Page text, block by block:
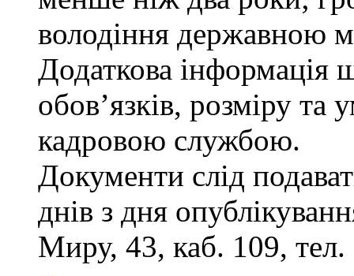
володіння державною
Додаткова інформація
обов’язків, розміру та
кадровою службою.
Документи слід
днів з дня
Миру, 43, каб. 109,